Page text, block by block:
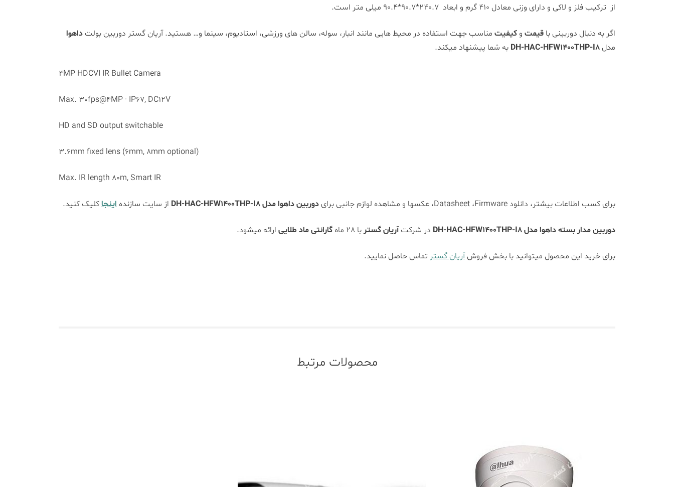
از ترکیب فلز و لاکی و دارای وزنی معادل 410 گرم و ابعاد 240.7*90.7*90.4 میلی متر است.
اگر به دنبال دوربینی با قیمت و کیفیت مناسب جهت استفاده در محیط هایی مانند انبار، سوله، سالن های ورزشی، استادیوم، سینما و… هستید. آریان گستر دوربین بولت داهوا
مدل DH-HAC-HFW1400THP-I8 به شما پیشنهاد میکند.
4MP HDCVI IR Bullet Camera
Max. 30fps@4MP · IP67, DC12V
HD and SD output switchable
3.6mm fixed lens (6mm, 8mm optional)
Max. IR length 80m, Smart IR
برای کسب اطلاعات بیشتر، دانلود Datasheet ،Firmware، عکسها و مشاهده لوازم جانبی برای دوربین داهوا مدل DH-HAC-HFW1400THP-I8 از سایت سازنده اینجاکلیک کنید.
دوربین مدار بسته داهوا مدل DH-HAC-HFW1400THP-I8 در شرکتآریان گستربا 28 ماه گارانتی ماد طلایی ارائه میشود.
برای خرید این محصول میتوانید با بخش فروشآریان گستر تماس حاصل نمایید.
محصولات مرتبط